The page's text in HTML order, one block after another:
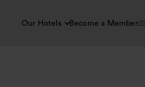
Our Hotels Become a Member